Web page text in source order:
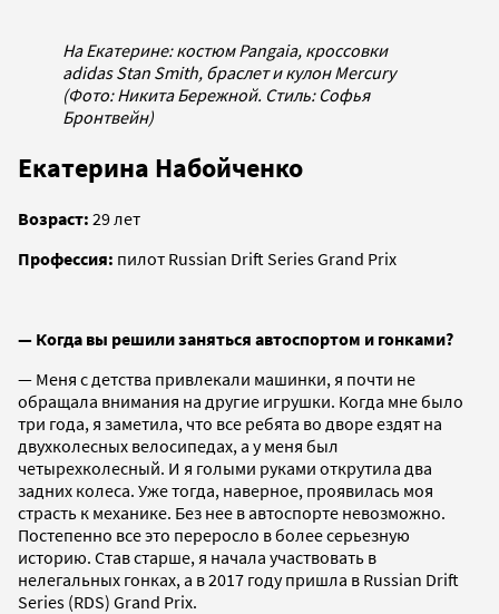
На Екатерине: костюм Pangaia, кроссовки
adidas Stan Smith, браслет и кулон Mercury
(Фото: Никита Бережной. Стиль: Софья
Бронтвейн)
Екатерина Набойченко
Возраст: 29 лет
Профессия: пилот Russian Drift Series Grand Prix
— Когда вы решили заняться автоспортом и гонками?
— Меня с детства привлекали машинки, я почти не
обращала внимания на другие игрушки. Когда мне было
три года, я заметила, что все ребята во дворе ездят на
двухколесных велосипедах, а у меня был
четырехколесный. И я голыми руками открутила два
задних колеса. Уже тогда, наверное, проявилась моя
страсть к механике. Без нее в автоспорте невозможно.
Постепенно все это переросло в более серьезную
историю. Став старше, я начала участвовать в
нелегальных гонках, а в 2017 году пришла в Russian Drift
Series (RDS) Grand Prix.